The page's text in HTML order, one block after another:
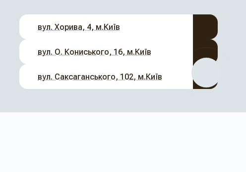
вул. Хорива, 4, м.Київ
вул. О. Кониського, 16, м.Київ
вул. Саксаганського, 102, м.Київ